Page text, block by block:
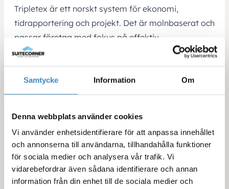
Samtycke Information Om
Denna webbplats använder cookies
Vi använder enhetsidentifierare för att anpassa innehållet
och annonserna till användarna, tillhandahålla funktioner
för sociala medier och analysera vår trafik. Vi
vidarebefordrar även sådana identifierare och annan
information från din enhet till de sociala medier och
Tripletex är ett norskt system för ekonomi,
tidrapportering och projekt. Det är molnbaserat och
passar företag med fokus på effektiv
administration.
EazyProject är ett ERP‑liknande system där fokus
ligger på tid, projekt och resurshantering. Det
Unit4 Business World (Agresso)
Unit4 Business World är en ERP‑plattform som
hanterar ekonomi, HR och projekt för stora
organisationer. Den är vanlig i offentlig sektor och
internationella företag.